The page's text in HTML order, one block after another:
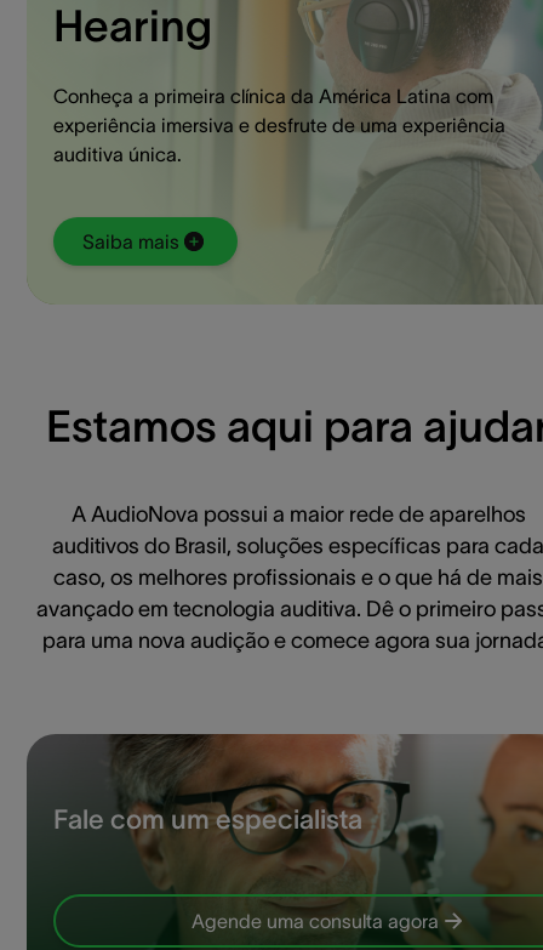
Hearing
Conheça a primeira clínica da América Latina com
experiência imersiva e desfrute de uma experiência
auditiva única.
Saiba mais
Estamos aqui para
A AudioNova possui a maior rede de aparelhos
auditivos do Brasil, soluções específicas para cada
caso, os melhores profissionais e o que há de mais
avançado em tecnologia auditiva. Dê o primeiro
para uma nova audição e comece agora sua
Fale com um especialista
Agende uma consulta agora